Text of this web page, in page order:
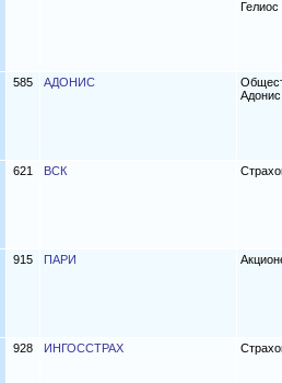
Гелиос
585 АДОНИС
Адонис
621 ВСК
915 ПАРИ
928 ИНГОССТРАХ